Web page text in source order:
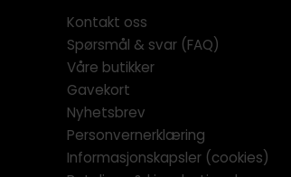
Kontakt oss
Spørsmål & svar (FAQ)
Våre butikker
Gavekort
Nyhetsbrev
Personvernerklæring
Informasjonskapsler (cookies)